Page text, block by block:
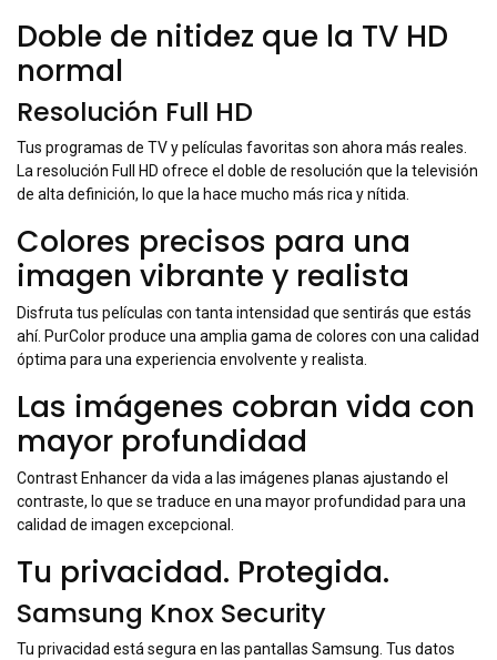
Doble de nitidez que la TV HD
normal
Resolución Full HD
Tus programas de TV y películas favoritas son ahora más reales.
La resolución Full HD ofrece el doble de resolución que la televisión
de alta definición, lo que la hace mucho más rica y nítida.
Colores precisos para una
imagen vibrante y realista
Disfruta tus películas con tanta intensidad que sentirás que estás
ahí. PurColor produce una amplia gama de colores con una calidad
óptima para una experiencia envolvente y realista.
Las imágenes cobran vida con
mayor profundidad
Contrast Enhancer da vida a las imágenes planas ajustando el
contraste, lo que se traduce en una mayor profundidad para una
calidad de imagen excepcional.
Tu privacidad. Protegida.
Samsung Knox Security
Tu privacidad está segura en las pantallas Samsung. Tus datos